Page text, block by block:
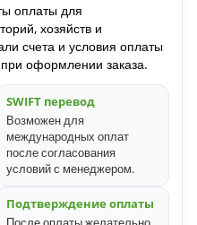
оплаты для
хозяйств и
счета и условия оплаты
оформлении заказа.
SWIFT перевод
Возможен для
международных оплат
после согласования
условий с менеджером.
Подтверждение оплаты